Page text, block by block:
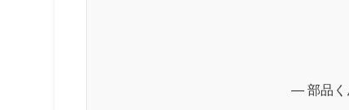
— 部品く